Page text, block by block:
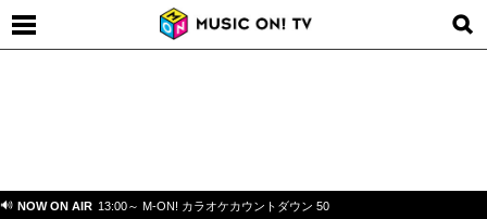
NOW ON AIR 13:00～ M-ON! カラオケカウントダウン 50